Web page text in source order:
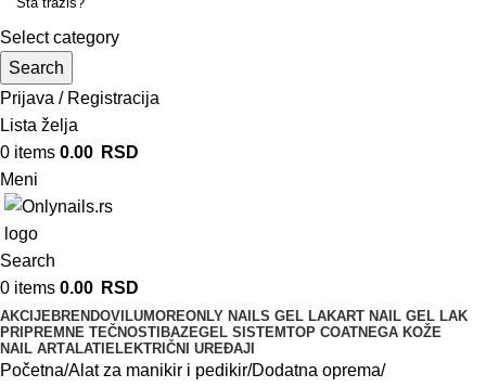
Select category
Search
Prijava / Registracija
Lista želja
0 items 0.00 RSD
Meni
Search
0 items 0.00 RSD
AKCIJEBRENDOVI LUMOREONLY NAILS GEL LAKART NAIL GEL LAK
PRIPREMNE TEČNOSTI BAZEGEL SISTEMTOP COATNEGA KOŽE
NAIL ARTALATI ELEKTRIČNI UREĐAJI
Početna Alat za manikir i pedikir Dodatna oprema